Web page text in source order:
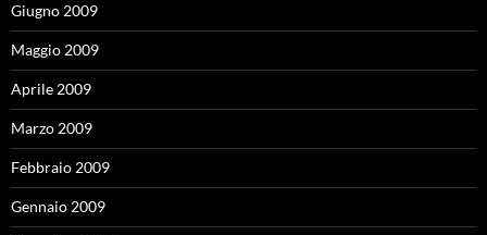
Giugno 2009
Maggio 2009
Aprile 2009
Marzo 2009
Febbraio 2009
Gennaio 2009